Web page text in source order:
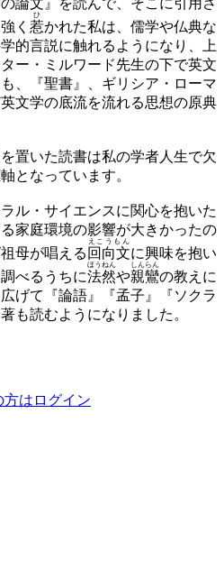
論文』を読んで、そこに引用さ
く 惹
ひ
かれた私は、儒学や仏典な
的言説に触れるようになり、上
ー・ミルワード先生の下で英文
、『聖書』、ギリシア・ローマ
文学の底流を流れる思想の原典
置いた読書は私の学者人生で欠
となっています。
ル・サイエンスに関心を抱いた
家庭環境の影響が大きかったの
母が唱える 回向文
えこうもん
に興味を抱い
べるうちに法然
ほうねん
や親鸞
しんらん
の教えに
げて『論語』『孟子』『ソクラ
も読むようになりました。
方はログイン